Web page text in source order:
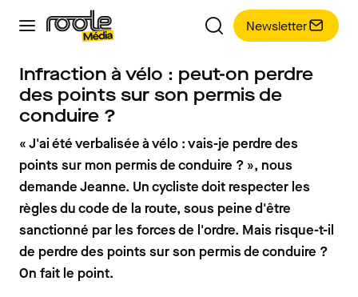
Newsletter
Infraction à vélo : peut-on perdre
des points sur son permis de
conduire ?
« J'ai été verbalisée à vélo : vais-je perdre des
points sur mon permis de conduire ? », nous
demande Jeanne. Un cycliste doit respecter les
règles du code de la route, sous peine d'être
sanctionné par les forces de l'ordre. Mais risque-t-il
de perdre des points sur son permis de conduire ?
On fait le point.